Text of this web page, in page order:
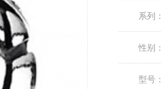
系列：
性别：
型号：